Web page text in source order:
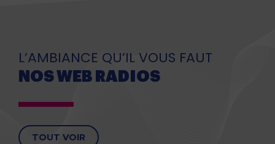
L’AMBIANCE QU’IL VOUS FAUT
NOS WEB RADIOS
TOUT VOIR